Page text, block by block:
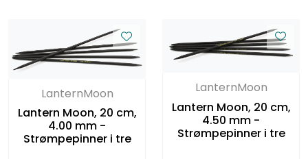
LanternMoon
Lantern Moon, 20 cm,
4.00 mm -
Strømpepinner i tre
LanternMoon
Lantern Moon, 20 cm,
4.50 mm -
Strømpepinner i tre